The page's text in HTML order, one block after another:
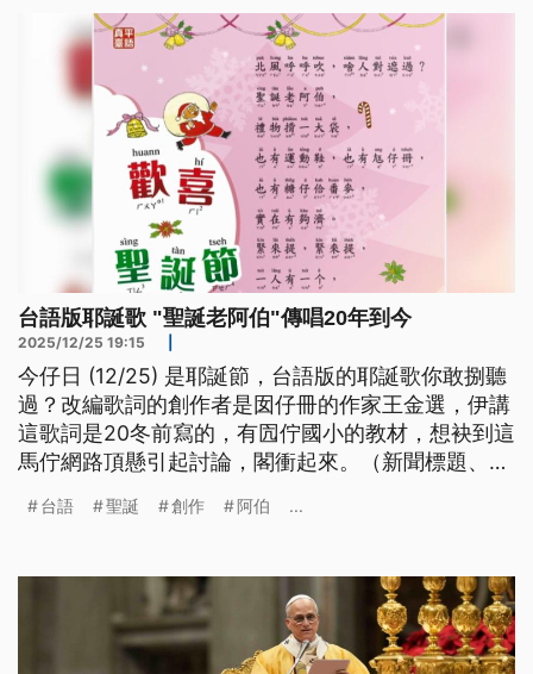
台語版耶誕歌 "聖誕老阿伯"傳唱20年到今
2025/12/25 19:15
今仔日 (12/25) 是耶誕節，台語版的耶誕歌你敢捌聽
過？改編歌詞的創作者是囡仔冊的作家王金選，伊講
這歌詞是20冬前寫的，有囥佇國小的教材，想袂到這
馬佇網路頂懸引起討論，閣衝起來。（新聞標題、導
台語 聖誕 創作 阿伯 ...